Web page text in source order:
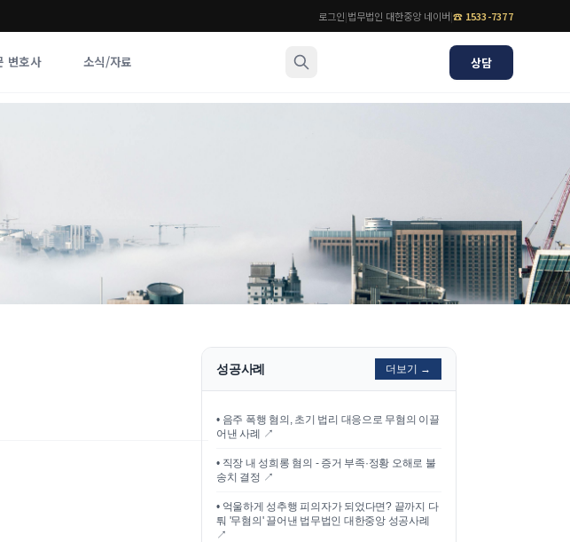
로그인|법무법인 대한중앙 네이버|☎ 1533-7377
변호사 소식/자료 상담
법률 블로그
법률서식
뉴스레터/브로슈어
성공사례 더보기 →
• 음주 폭행 혐의, 초기 법리 대응으로 무혐의 이끌
어낸 사례
↗
• 직장 내 성희롱 혐의 - 증거 부족·정황 오해로 불
송치 결정 ↗
• 억울하게 성추행 피의자가 되었다면? 끝까지 다
퉈 '무혐의' 끌어낸 법무법인 대한중앙 성공사례
↗